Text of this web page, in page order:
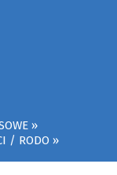
/ RODO